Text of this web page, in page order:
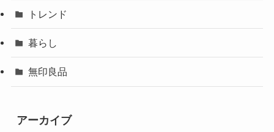
トレンド
暮らし
無印良品
アーカイブ